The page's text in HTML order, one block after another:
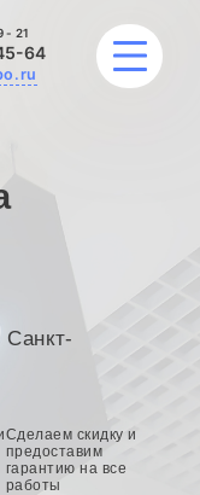
- 21
64
Санкт-
Сделаем скидку и
предоставим
гарантию на все
работы